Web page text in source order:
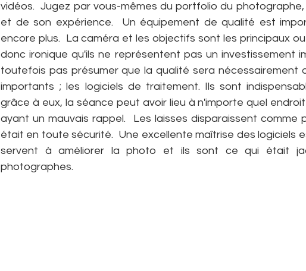
vidéos.  Jugez par vous-mêmes du portfolio du
et de son expérience.  Un équipement de qualité est
encore plus.  La caméra et les objectifs sont les principaux
donc ironique qu'ils ne représentent pas un investissement
toutefois pas présumer que la qualité sera nécessairement
importants ; les logiciels de traitement. Ils sont
grâce à eux, la séance peut avoir lieu à n'importe quel
ayant un mauvais rappel.  Les laisses disparaissent comme
était en toute sécurité.  Une excellente maîtrise des logiciels
servent à améliorer la photo et ils sont ce qui était
photographes.